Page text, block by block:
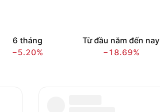
6 tháng
−5.20%
Từ đầu năm đến nay
−18.69%